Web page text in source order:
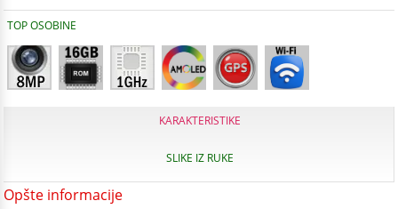
TOP OSOBINE
KARAKTERISTIKE
SLIKE IZ RUKE
Opšte informacije